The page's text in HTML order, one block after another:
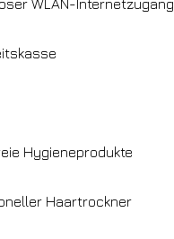
WLAN-Internetzugang
Hygieneprodukte
Haartrockner